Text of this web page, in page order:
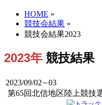
HOME »
競技会結果 »
競技会結果2023
2023年 競技結果
2023/09/02∼03
第65回北信地区陸上競技